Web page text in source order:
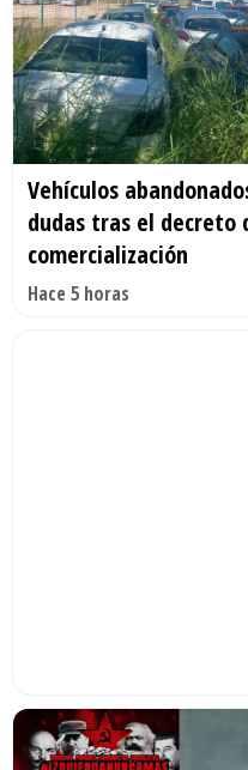
Vehículos
dudas tras el decreto
comercialización
Hace 5 horas